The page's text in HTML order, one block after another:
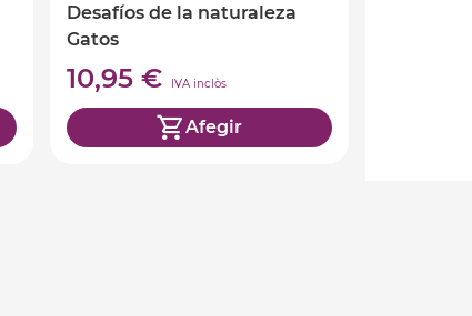
Desafíos de la naturaleza
Gatos
10,95 € IVA inclòs
Afegir